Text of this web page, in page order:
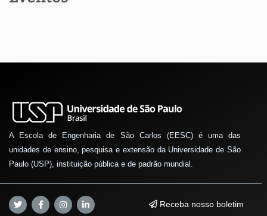
A Escola de Engenharia de São Carlos (EESC) é uma das
unidades de ensino, pesquisa e extensão da Universidade de São
Paulo (USP), instituição pública e de padrão mundial.
Receba nosso boletim